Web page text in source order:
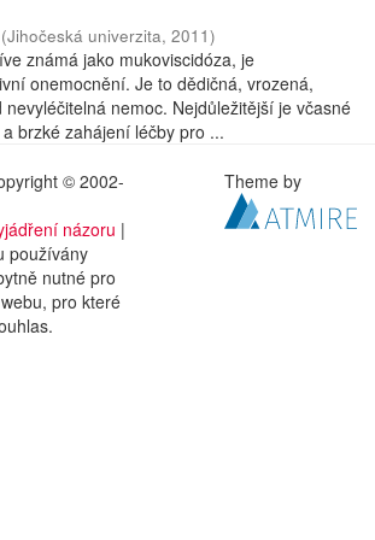
(Jihočeská univerzita, 2011)
známá jako mukoviscidóza, je
onemocnění. Je to dědičná, vrozená,
nemoc. Nejdůležitější je včasné
brzké zahájení léčby pro ...
© 2002-
názoru |
používány
nutné pro
pro které
Theme by